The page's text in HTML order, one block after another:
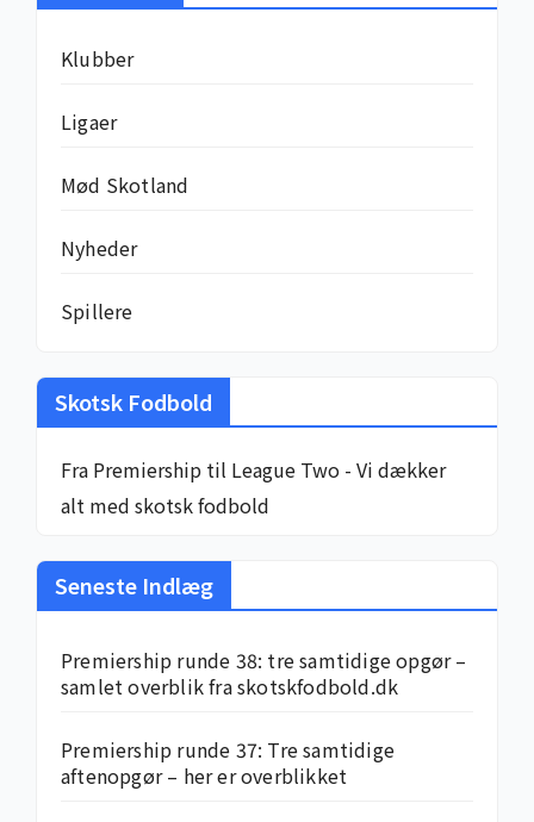
Klubber
Ligaer
Mød Skotland
Nyheder
Spillere
Skotsk Fodbold
Fra Premiership til League Two - Vi dækker
alt med skotsk fodbold
Seneste Indlæg
Premiership runde 38: tre samtidige opgør –
samlet overblik fra skotskfodbold.dk
Premiership runde 37: Tre samtidige
aftenopgør – her er overblikket